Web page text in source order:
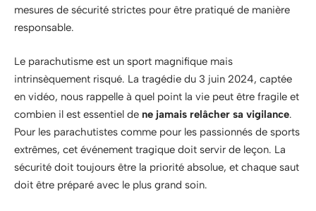
mesures de sécurité strictes pour être pratiqué de manière
responsable.
Le parachutisme est un sport magnifique mais
intrinsèquement risqué. La tragédie du 3 juin 2024, captée
en vidéo, nous rappelle à quel point la vie peut être fragile et
combien il est essentiel de ne jamais relâcher sa vigilance.
Pour les parachutistes comme pour les passionnés de sports
extrêmes, cet événement tragique doit servir de leçon. La
sécurité doit toujours être la priorité absolue, et chaque saut
doit être préparé avec le plus grand soin.